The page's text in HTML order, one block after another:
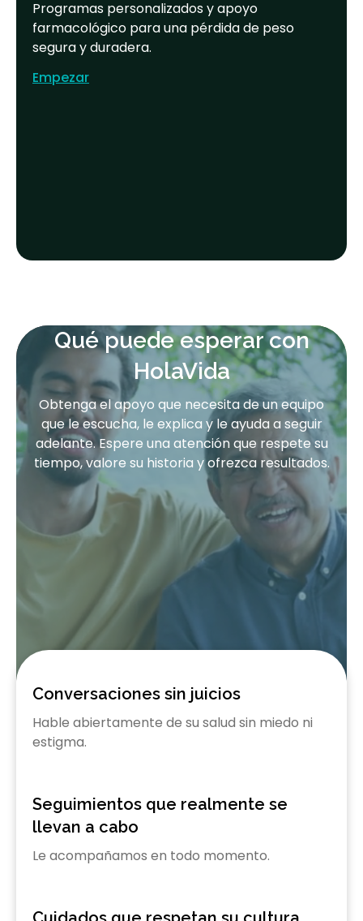
Programas personalizados y apoyo
farmacológico para una pérdida de peso
segura y duradera.
Empezar
Qué puede esperar con
HolaVida
Obtenga el apoyo que necesita de un equipo
que le escucha, le explica y le ayuda a seguir
adelante. Espere una atención que respete su
tiempo, valore su historia y ofrezca resultados.
Conversaciones sin juicios
Hable abiertamente de su salud sin miedo ni
estigma.
Seguimientos que realmente se
llevan a cabo
Le acompañamos en todo momento.